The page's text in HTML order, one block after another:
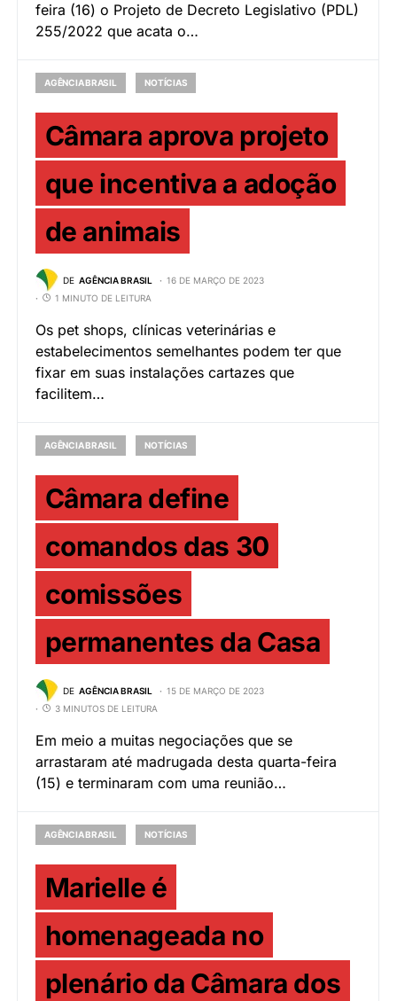
feira (16) o Projeto de Decreto Legislativo (PDL)
255/2022 que acata o…
AGÊNCIA BRASIL NOTÍCIAS
Câmara aprova projeto
que incentiva a adoção
de animais
DE AGÊNCIA BRASIL
16 DE MARÇO DE 2023
1 MINUTO DE LEITURA
Os pet shops, clínicas veterinárias e
estabelecimentos semelhantes podem ter que
fixar em suas instalações cartazes que
facilitem…
AGÊNCIA BRASIL NOTÍCIAS
Câmara define
comandos das 30
comissões
permanentes da Casa
DE AGÊNCIA BRASIL
15 DE MARÇO DE 2023
3 MINUTOS DE LEITURA
Em meio a muitas negociações que se
arrastaram até madrugada desta quarta-feira
(15) e terminaram com uma reunião…
AGÊNCIA BRASIL NOTÍCIAS
Marielle é
homenageada no
plenário da Câmara dos